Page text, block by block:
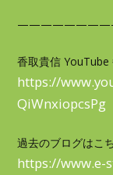
香取貴信
https://
QiWnxiopcsPg
過去のブログはこ
https://www.e-